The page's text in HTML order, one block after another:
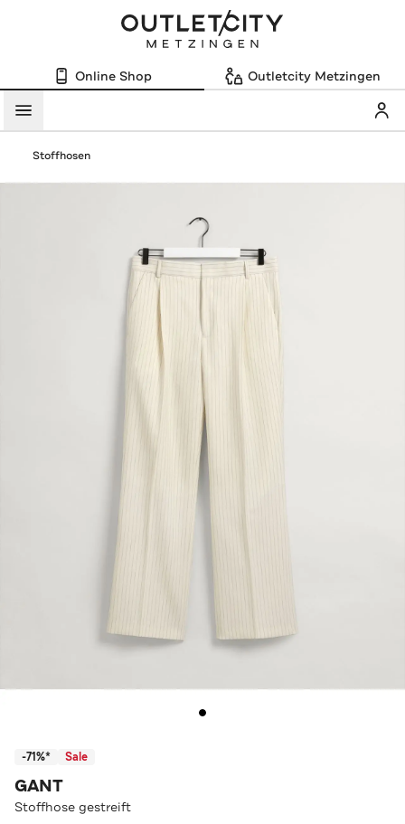
Online Shop Outletcity Metzingen
Menü
Stoffhosen
-71%* Sale
GANT
Stoffhose gestreift